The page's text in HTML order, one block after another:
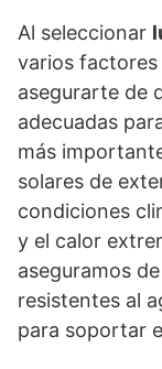
Al seleccionar
varios factores
asegurarte de
adecuadas
más
solares de
condiciones
y el calor
aseguramos
resistentes al
para soportar